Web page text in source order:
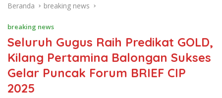
Beranda breaking news
breaking news
Seluruh Gugus Raih Predikat GOLD,
Kilang Pertamina Balongan Sukses
Gelar Puncak Forum BRIEF CIP
2025